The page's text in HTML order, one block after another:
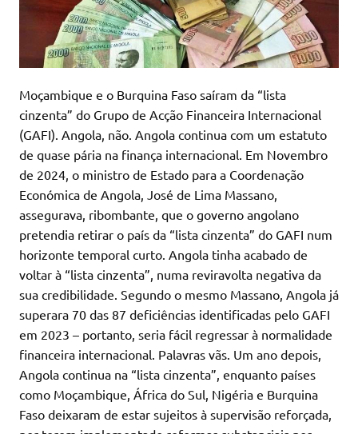
Moçambique e o Burquina Faso saíram da “lista
cinzenta” do Grupo de Acção Financeira Internacional
(GAFI). Angola, não. Angola continua com um estatuto
de quase pária na finança internacional. Em Novembro
de 2024, o ministro de Estado para a Coordenação
Económica de Angola, José de Lima Massano,
assegurava, ribombante, que o governo angolano
pretendia retirar o país da “lista cinzenta” do GAFI num
horizonte temporal curto. Angola tinha acabado de
voltar à “lista cinzenta”, numa reviravolta negativa da
sua credibilidade. Segundo o mesmo Massano, Angola já
superara 70 das 87 deficiências identificadas pelo GAFI
em 2023 – portanto, seria fácil regressar à normalidade
financeira internacional. Palavras vãs. Um ano depois,
Angola continua na “lista cinzenta”, enquanto países
como Moçambique, África do Sul, Nigéria e Burquina
Faso deixaram de estar sujeitos à supervisão reforçada,